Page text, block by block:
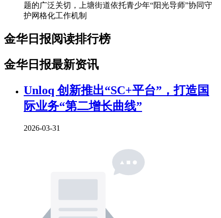
题的广泛关切，上塘街道依托青少年“阳光导师”协同守
护网格化工作机制
金华日报阅读排行榜
金华日报最新资讯
Unloq 创新推出“SC+平台”，打造国
际业务“第二增长曲线”
2026-03-31